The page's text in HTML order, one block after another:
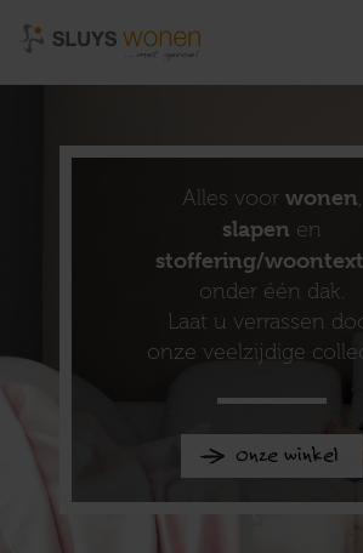
Alles voor wonen,
slapen en
stoffering/
onder één dak.
Laat u verrassen
onze veelzijdige
Onze winkel